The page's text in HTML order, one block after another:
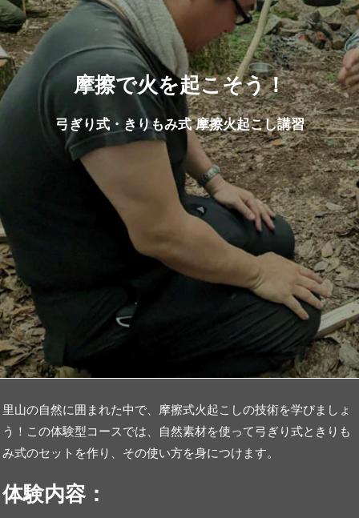
摩擦で火を起こそう！
弓ぎり式・きりもみ式 摩擦火起こし講習
里山の自然に囲まれた中で、摩擦式火起こしの技術を学びましょ
う！この体験型コースでは、自然素材を使って弓ぎり式ときりも
み式のセットを作り、その使い方を身につけます。
体験内容：